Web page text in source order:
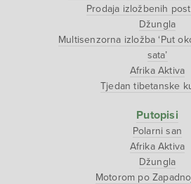
Prodaja izložbenih
Džungla
Multisenzorna izložba ‘Put
sata’
Afrika Aktiva
Tjedan tibetanske
Putopisi
Polarni san
Afrika Aktiva
Džungla
Motorom po